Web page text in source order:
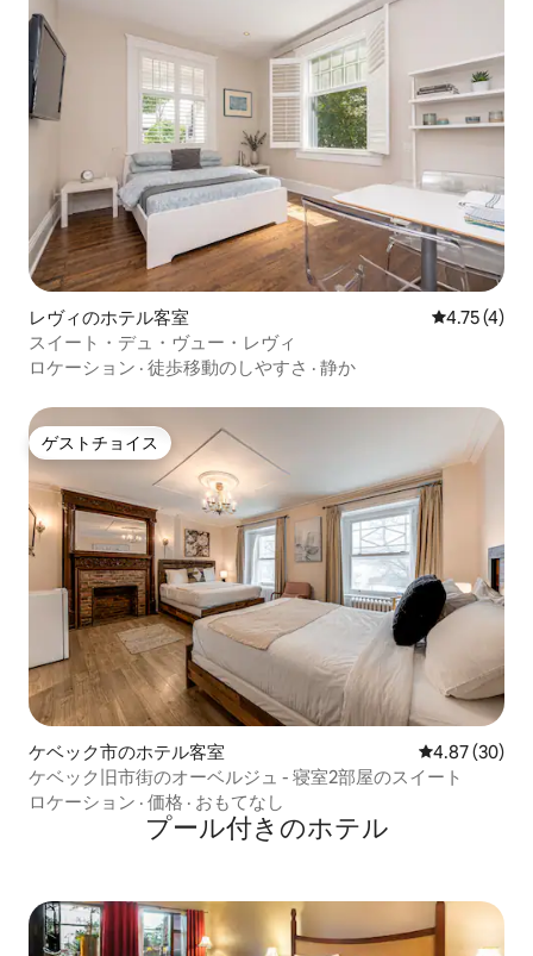
レヴィのホテル客室 レビュー4
4.75 (4)
スイート・デュ・ヴュー・レヴィ
ロケーション · 徒歩移動のしやすさ · 静か
ゲストチョイス
ゲストチョイス
ケベック市のホテル客室 レビュー30
4.87 (30)
ケベック旧市街のオーベルジュ - 寝室2部屋のスイート
ロケーション · 価格 · おもてなし
プール付きのホ⁠テ⁠ル